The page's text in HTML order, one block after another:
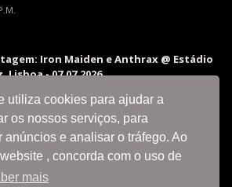
utiliza cookies para ajudar a
os nossos serviços, para
anúncios e analisar o tráfego. Ao
, concorda com o uso de
mais
Iron Maiden e Anthrax @ Estádio
Lisboa - 07.07.2026
with Silent Skies